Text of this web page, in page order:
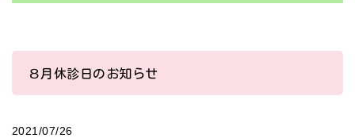
８月休診日のお知らせ
2021/07/26